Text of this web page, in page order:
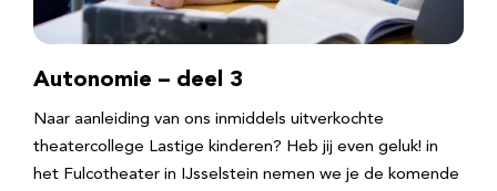
Autonomie – deel 3
Naar aanleiding van ons inmiddels uitverkochte
theatercollege Lastige kinderen? Heb jij even geluk! in
het Fulcotheater in IJsselstein nemen we je de komende